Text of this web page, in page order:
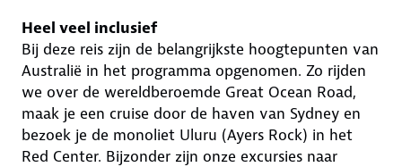
Heel veel inclusief
Bij deze reis zijn de belangrijkste hoogtepunten van
Australië in het programma opgenomen. Zo rijden
we over de wereldberoemde Great Ocean Road,
maak je een cruise door de haven van Sydney en
bezoek je de monoliet Uluru (Ayers Rock) in het
Red Center. Bijzonder zijn onze excursies naar